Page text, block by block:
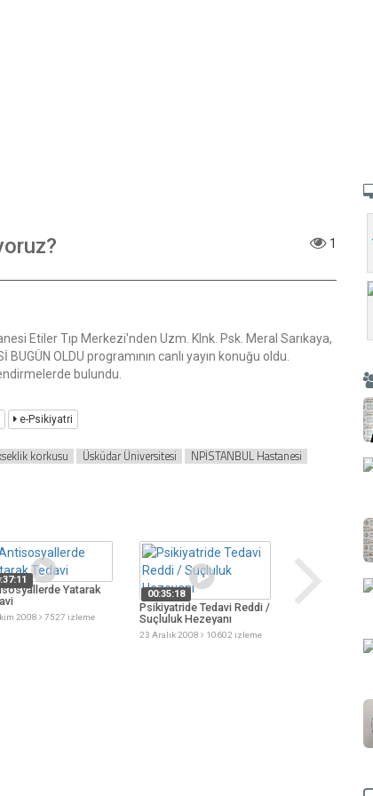
1
Etiler Tıp Merkezi'nden Uzm. Klnk. Psk. Meral Sarıkaya,
OLDU programının canlı yayın konuğu oldu.
bulundu.
e-Psikiyatri
korkusu Üsküdar Üniversitesi
NPİSTANBUL Hastanesi
Yatarak
2008 7527 izleme
00:35:18
Psikiyatride Tedavi Reddi /
Suçluluk Hezeyanı
23 Aralık 2008 10602 izleme
00:22:06
Yetişkinlerde
02 Şubat 2009